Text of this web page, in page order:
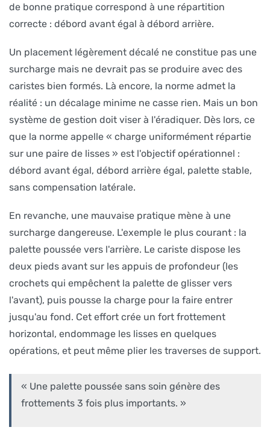
de bonne pratique correspond à une répartition
correcte : débord avant égal à débord arrière.
Un placement légèrement décalé ne constitue pas une
surcharge mais ne devrait pas se produire avec des
caristes bien formés. Là encore, la norme admet la
réalité : un décalage minime ne casse rien. Mais un bon
système de gestion doit viser à l'éradiquer. Dès lors, ce
que la norme appelle « charge uniformément répartie
sur une paire de lisses » est l'objectif opérationnel :
débord avant égal, débord arrière égal, palette stable,
sans compensation latérale.
En revanche, une mauvaise pratique mène à une
surcharge dangereuse. L'exemple le plus courant : la
palette poussée vers l'arrière. Le cariste dispose les
deux pieds avant sur les appuis de profondeur (les
crochets qui empêchent la palette de glisser vers
l'avant), puis pousse la charge pour la faire entrer
jusqu'au fond. Cet effort crée un fort frottement
horizontal, endommage les lisses en quelques
opérations, et peut même plier les traverses de support.
« Une palette poussée sans soin génère des
frottements 3 fois plus importants. »